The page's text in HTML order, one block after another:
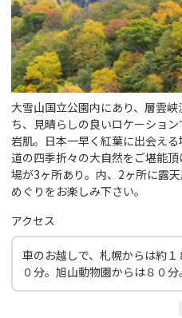
大雪山国立公園内にあり、層雲
ち、見晴らしの良いロケーショ
岩肌。日本一早く紅葉に出会え
道の四季折々の大自然をご堪能
場が3ヶ所あり。内、2ヶ所に露
めぐりをお楽しみ下さい。
アクセス
車のお越しで、札幌からは約
０分。旭山動物園からは８０分。